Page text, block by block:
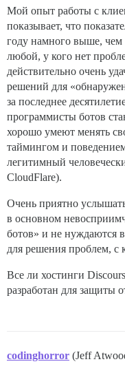
Мой опыт работы с
показывает, что
году намного выше, чем
любой, у кого нет
действительно очень
решений для
за последнее
программисты ботов
хорошо умеют менять
таймингом и
легитимный
CloudFlare).
Очень приятно
в основном
ботов» и не нуждаются
для решения проблем, с
Все ли хостинги
разработан для защиты
codinghorror (Jeff